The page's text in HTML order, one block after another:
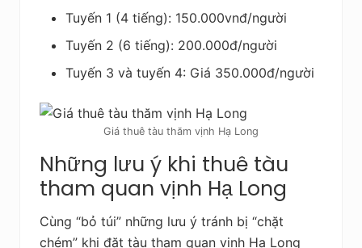
Tuyến 1 (4 tiếng): 150.000vnđ/người
Tuyến 2 (6 tiếng): 200.000đ/người
Tuyến 3 và tuyến 4: Giá 350.000đ/người
Giá thuê tàu thăm vịnh Hạ Long
Những lưu ý khi thuê tàu
tham quan vịnh Hạ Long
Cùng “bỏ túi” những lưu ý tránh bị “chặt
chém” khi đặt tàu tham quan vịnh Hạ Long